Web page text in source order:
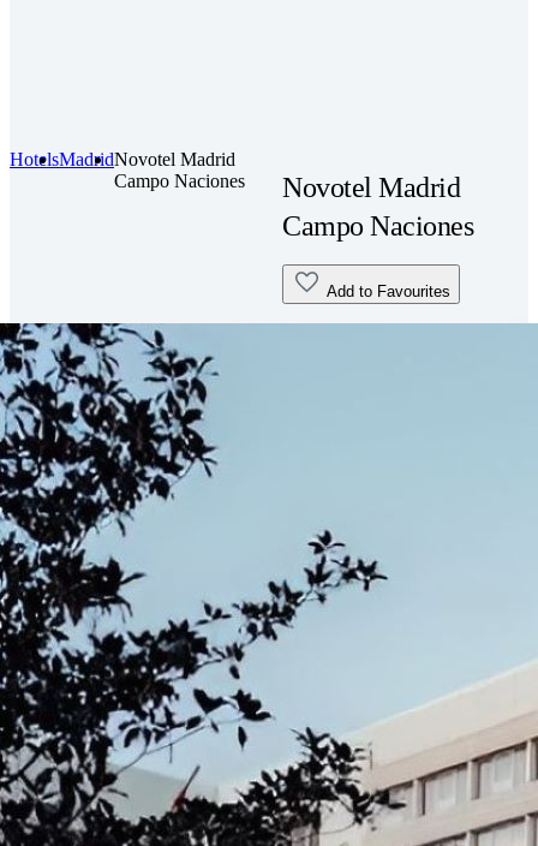
HotelsMadridNovotel Madrid
Campo Naciones
Novotel Madrid
Campo Naciones
Add to Favourites